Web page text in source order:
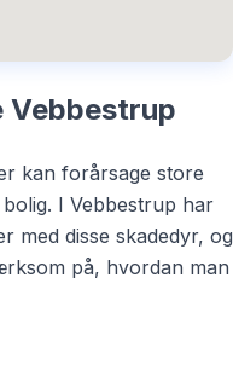
kan forårsage store
I Vebbestrup har
med disse skadedyr, og
på, hvordan man